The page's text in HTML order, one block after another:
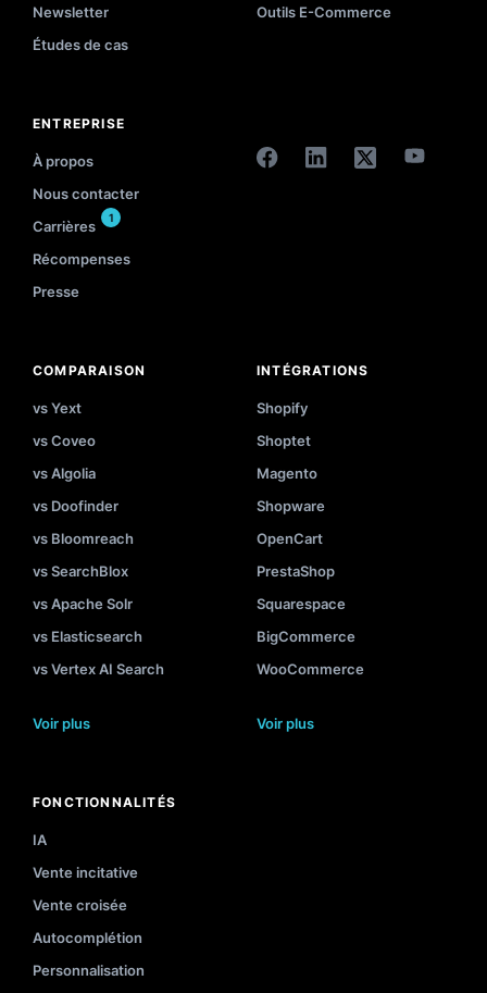
Newsletter
Outils E-Commerce
Études de cas
ENTREPRISE
À propos
Nous contacter
Carrières
1
Récompenses
Presse
COMPARAISON
vs Yext
vs Coveo
vs Algolia
vs Doofinder
vs Bloomreach
vs SearchBlox
vs Apache Solr
vs Elasticsearch
vs Vertex AI Search
Voir plus
INTÉGRATIONS
Shopify
Shoptet
Magento
Shopware
OpenCart
PrestaShop
Squarespace
BigCommerce
WooCommerce
Voir plus
FONCTIONNALITÉS
IA
Vente incitative
Vente croisée
Autocomplétion
Personnalisation